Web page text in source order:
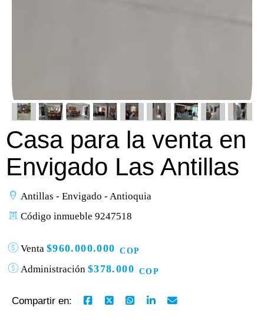
Casa para la venta en
Envigado Las Antillas
Antillas - Envigado - Antioquia
Código inmueble 9247518
Venta $960.000.000COP
Administración $378.000 COP
Compartir en: